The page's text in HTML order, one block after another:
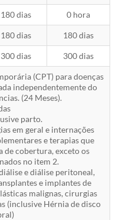
180 dias 0 hora
180 dias 180 dias
300 dias 300 dias
(CPT) para doenças
independentemente do
(24 Meses).
parto.
em geral e internações
e terapias que
de cobertura, exceto os
no item 2.
e diálise peritoneal,
e implantes de
malignas, cirurgias
(inclusive Hérnia de disco